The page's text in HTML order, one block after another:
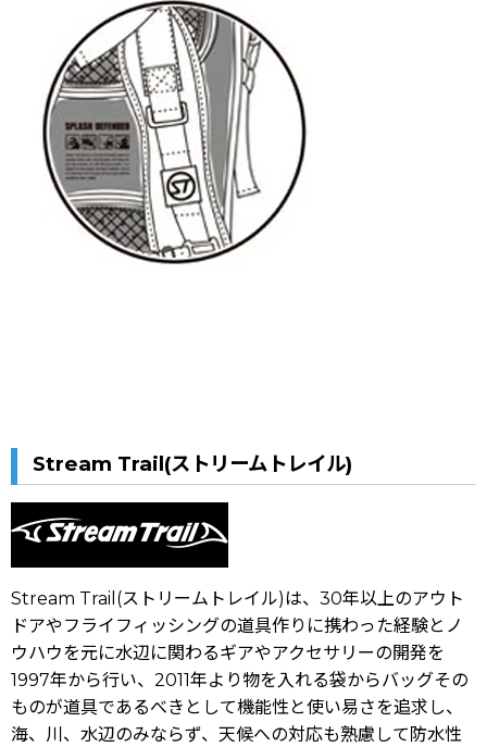
Stream Trail(ストリームトレイル)
Stream Trail(ストリームトレイル)は、30年以上のアウト
ドアやフライフィッシングの道具作りに携わった経験とノ
ウハウを元に水辺に関わるギアやアクセサリーの開発を
1997年から行い、2011年より物を入れる袋からバッグその
ものが道具であるべきとして機能性と使い易さを追求し、
海、川、水辺のみならず、天候への対応も熟慮して防水性